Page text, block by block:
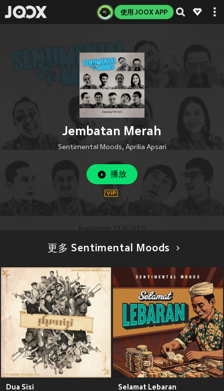
使用 JOOX APP
Jembatan Merah
Sentimental Moods, Aprilia Apsari
播放
更多 Sentimental Moods
Dua Sisi Selamat Lebaran